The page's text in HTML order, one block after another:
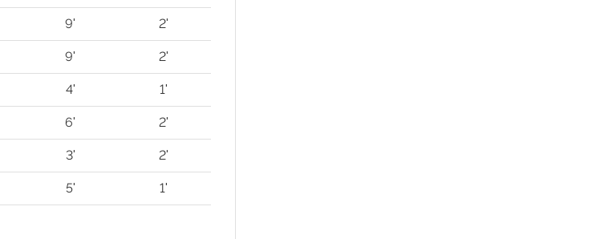
9' 2'
9' 2'
4' 1'
6' 2'
3' 2'
5' 1'